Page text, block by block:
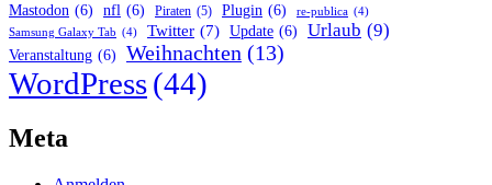
Mastodon (6) nfl (6) Piraten (5) Plugin (6) re-publica (4)
Samsung Galaxy Tab (4) Twitter (7) Update (6) Urlaub (9)
Veranstaltung (6) Weihnachten (13)
WordPress(44)
Meta